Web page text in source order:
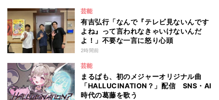
芸能
有吉弘行「なんで『テレビ見ないんです
よね』って言われなきゃいけないんだ
よ！」不要な一言に怒り心頭
2時間前
芸能
まるぱも、初のメジャーオリジナル曲
「HALLUCINATION？」配信 SNS・AI
時代の葛藤を歌う